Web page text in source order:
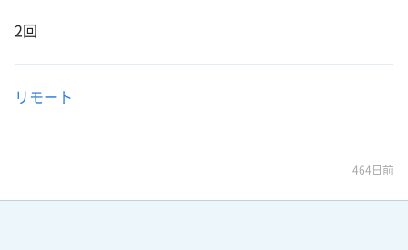
2回
リモート
464日前